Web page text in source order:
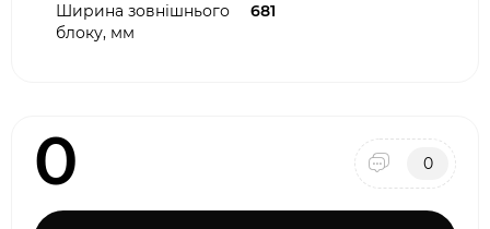
Ширина зовнішнього
блоку, мм
681
0 0